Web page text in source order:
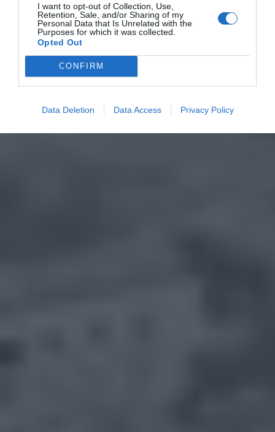
I want to opt-out of Collection, Use,
Retention, Sale, and/or Sharing of my
Personal Data that Is Unrelated with the
Purposes for which it was collected.
Opted Out
CONFIRM
Data Deletion Data Access Privacy Policy